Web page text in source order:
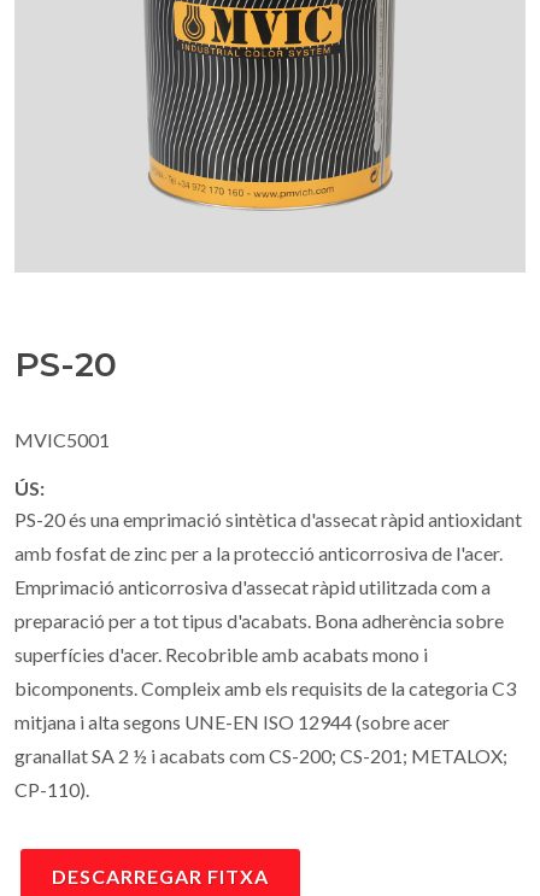
PS-20
MVIC5001
ÚS:
PS-20 és una emprimació sintètica d'assecat ràpid antioxidant
amb fosfat de zinc per a la protecció anticorrosiva de l'acer.
Emprimació anticorrosiva d'assecat ràpid utilitzada com a
preparació per a tot tipus d'acabats. Bona adherència sobre
superfícies d'acer. Recobrible amb acabats mono i
bicomponents. Compleix amb els requisits de la categoria C3
mitjana i alta segons UNE-EN ISO 12944 (sobre acer
granallat SA 2 ½ i acabats com CS-200; CS-201; METALOX;
CP-110).
DESCARREGAR FITXA